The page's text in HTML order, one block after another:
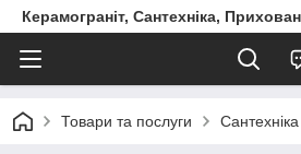
Керамограніт, Сантехніка,
Товари та послуги Сантехніка